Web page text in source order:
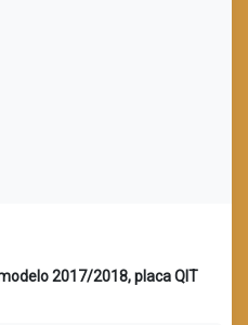
2017/2018, placa QIT